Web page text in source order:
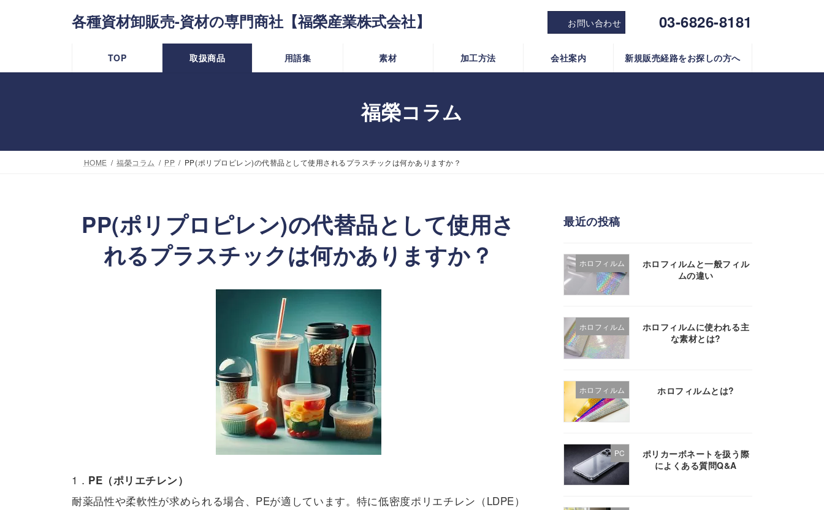
ン
キ
ー
に
各種資材卸販売-資材の専門商社【福榮産業株式会社】 お問い合わせ 03-6826-8181
TOP 取扱商品 用語集 素材 加工方法 会社案内 新規販売経路をお探しの方へ
福榮コラム
HOME 福榮コラム PP PP(ポリプロピレン)の代替品として使用されるプラスチックは何かありますか？
PP(ポリプロピレン)の代替品として使用さ
れるプラスチックは何かありますか？
1． PE（ポリエチレン）
耐薬品性や柔軟性が求められる場合、PEが適しています。特に低密度ポリエチレン（LDPE）
最近の投稿
ホロフィルム
ホロフィルムと一般フィル
ムの違い
ホロフィルム
ホロフィルムに使われる主
な素材とは?
ホロフィルム ホロフィルムとは?
PC
ポリカーボネートを扱う際
によくある質問Q&A